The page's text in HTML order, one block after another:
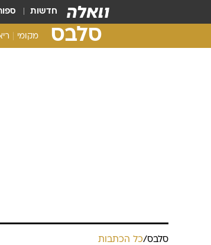
חדשות
סלבס מקומי
סלבס/כל הכתבות